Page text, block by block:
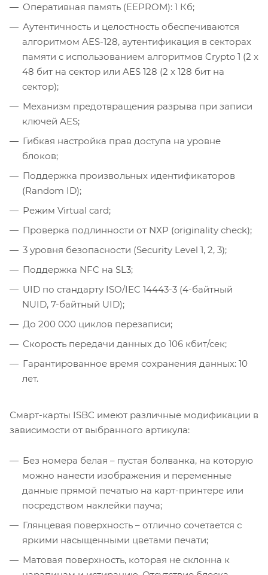
Оперативная память (EEPROM): 1 Кб;
Аутентичность и целостность обеспечиваются
алгоритмом AES-128, аутентификация в секторах
памяти с использованием алгоритмов Crypto 1 (2 x
48 бит на сектор или AES 128 (2 x 128 бит на
сектор);
Механизм предотвращения разрыва при записи
ключей AES;
Гибкая настройка прав доступа на уровне
блоков;
Поддержка произвольных идентификаторов
(Random ID);
Режим Virtual card;
Проверка подлинности от NXP (originality check);
3 уровня безопасности (Security Level 1, 2, 3);
Поддержка NFC на SL3;
UID по стандарту ISO/IEC 14443-3 (4-байтный
NUID, 7-байтный UID);
До 200 000 циклов перезаписи;
Скорость передачи данных до 106 кбит/сек;
Гарантированное время сохранения данных: 10
лет.
Смарт-карты ISBC имеют различные модификации в
зависимости от выбранного артикула:
Без номера белая – пустая болванка, на которую
можно нанести изображения и переменные
данные прямой печатью на карт-принтере или
посредством наклейки пауча;
Глянцевая поверхность – отлично сочетается с
яркими насыщенными цветами печати;
Матовая поверхность, которая не склонна к